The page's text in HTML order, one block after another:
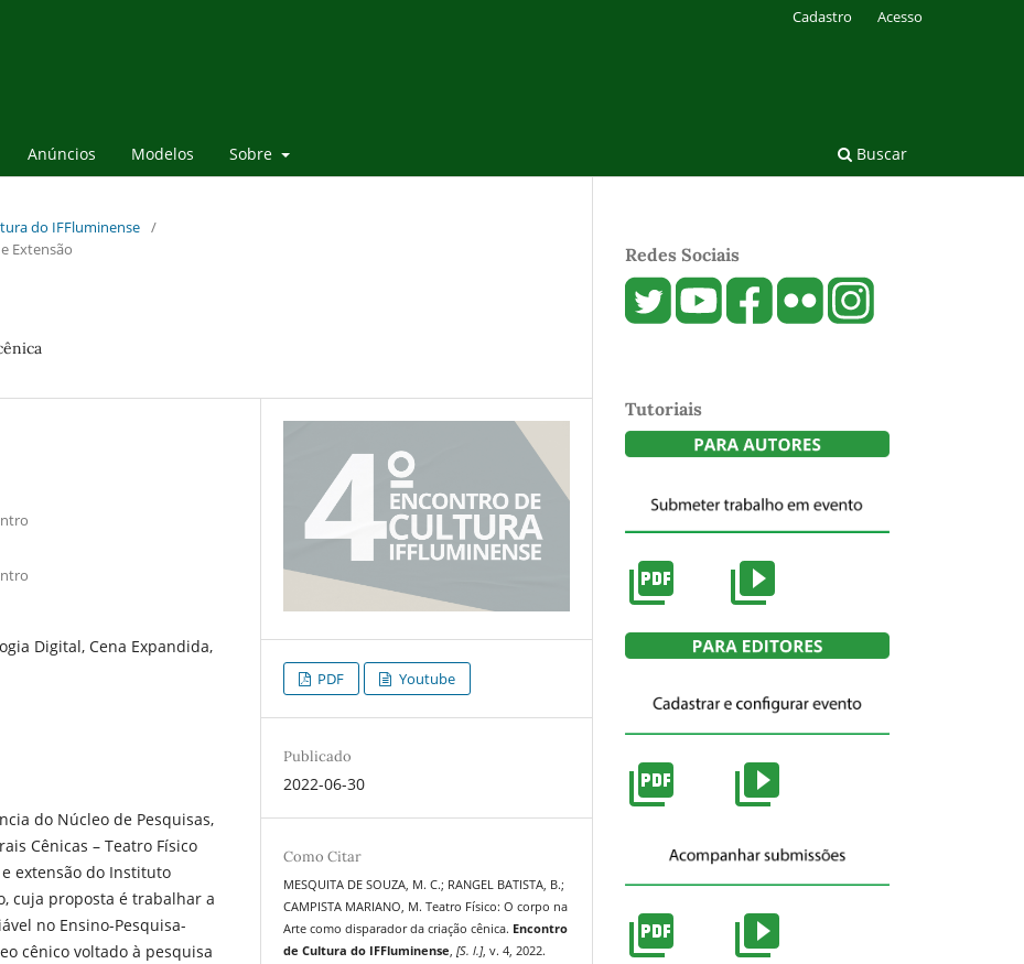
Anúncios Modelos Sobre Buscar
Cadastro Acesso
do IFFluminense /
Extensão
Digital, Cena Expandida,
do Núcleo de Pesquisas,
Cênicas – Teatro Físico
extensão do Instituto
cuja proposta é trabalhar a
no Ensino-Pesquisa-
cênico voltado à pesquisa
PDF Youtube
Publicado
2022-06-30
Como Citar
MESQUITA DE SOUZA, M. C.; RANGEL BATISTA, B.;
CAMPISTA MARIANO, M. Teatro Físico: O corpo na
Arte como disparador da criação cênica. Encontro
de Cultura do IFFluminense,[S. l.], v. 4, 2022.
Redes Sociais
Tutoriais